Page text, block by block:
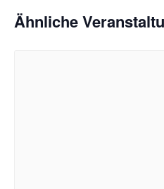
Ähnliche